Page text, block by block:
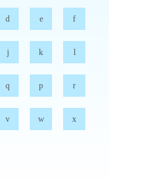
d e f
j k l
q p r
v w x